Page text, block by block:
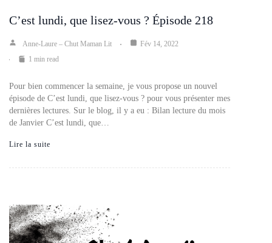
C’est lundi, que lisez-vous ? Épisode 218
Anne-Laure – Chut Maman Lit
Fév 14, 2022
1 min read
Pour bien commencer la semaine, je vous propose un nouvel
épisode de C’est lundi, que lisez-vous ? pour vous présenter mes
dernières lectures. Sur le blog, il y a eu : Bilan lecture du mois
de Janvier C’est lundi, que…
Lire la suite